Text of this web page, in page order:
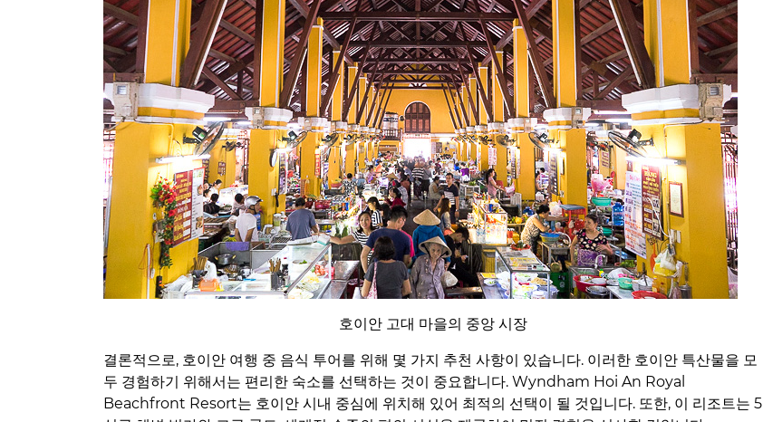
호이안 고대 마을의 중앙 시장
결론적으로, 호이안 여행 중 음식 투어를 위해 몇 가지 추천 사항이 있습니다. 이러한 호이안 특산물을 모
두 경험하기 위해서는 편리한 숙소를 선택하는 것이 중요합니다. Wyndham Hoi An Royal
Beachfront Resort는 호이안 시내 중심에 위치해 있어 최적의 선택이 될 것입니다. 또한, 이 리조트는 5